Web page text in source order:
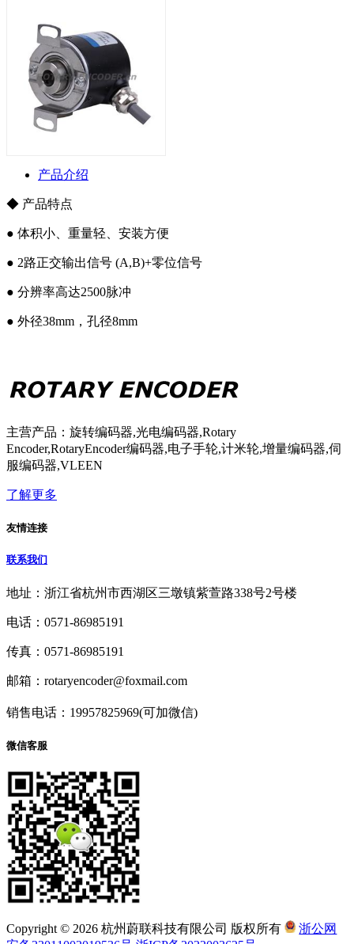
产品介绍
◆ 产品特点
● 体积小、重量轻、安装方便
● 2路正交输出信号 (A,B)+零位信号
● 分辨率高达2500脉冲
● 外径38mm，孔径8mm
主营产品：旋转编码器,光电编码器,Rotary
Encoder,RotaryEncoder编码器,电子手轮,计米轮,增量编码器,伺
服编码器,VLEEN
了解更多
友情连接
联系我们
地址：浙江省杭州市西湖区三墩镇紫萱路338号2号楼
电话：0571-86985191
传真：0571-86985191
邮箱：rotaryencoder@foxmail.com
销售电话：19957825969(可加微信)
微信客服
Copyright © 2026 杭州蔚联科技有限公司 版权所有
浙公网